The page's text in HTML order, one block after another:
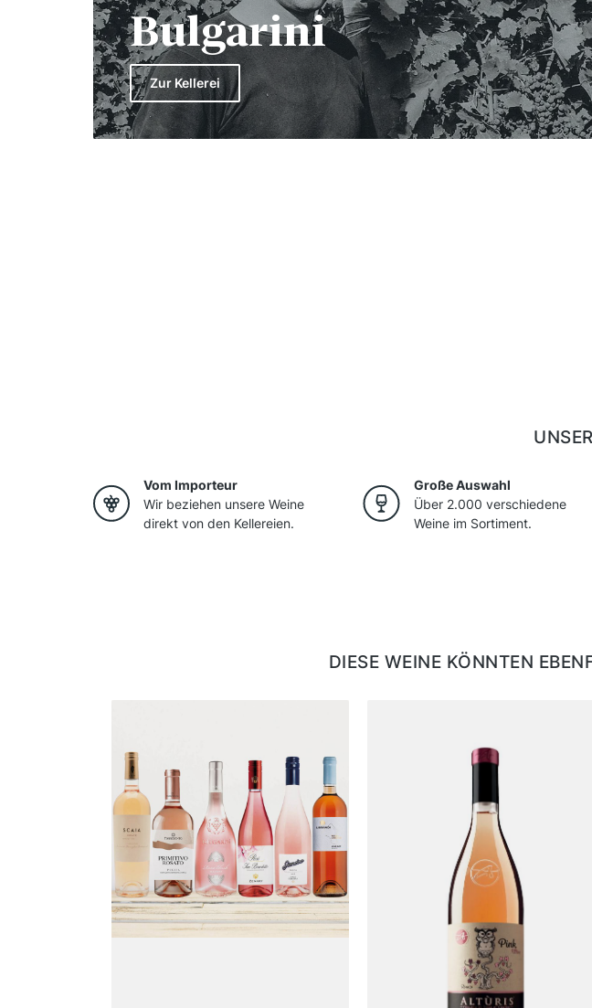
Bulgarini
Zur Kellerei
Vom Importeur
Wir beziehen unsere Weine
direkt von den Kellereien.
Große Auswahl
Über 2.000 verschiedene
Weine im Sortiment.
DIESE WEINE KÖNNTEN